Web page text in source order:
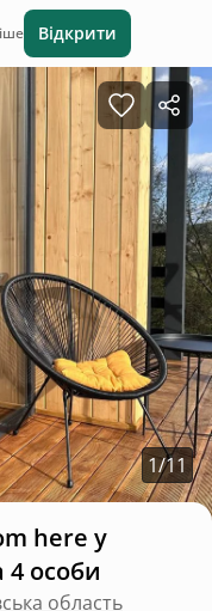
Відкрити
1/11
here у
особи
область